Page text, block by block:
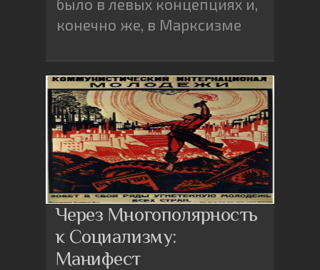
было в левых концепциях и,
конечно же, в Марксизме
Через Многополярность
к Социализму:
Манифест